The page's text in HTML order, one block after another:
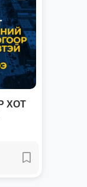
ХОТ